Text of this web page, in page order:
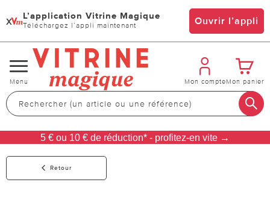
x L’application Vitrine Magique
Téléchargez l’appli maintenant Ouvrir l’appli
Changer
de
navigation
Menu Mon compteMon panier
5 € ou 10 € de réduction* - profitez-en vite →
Retour